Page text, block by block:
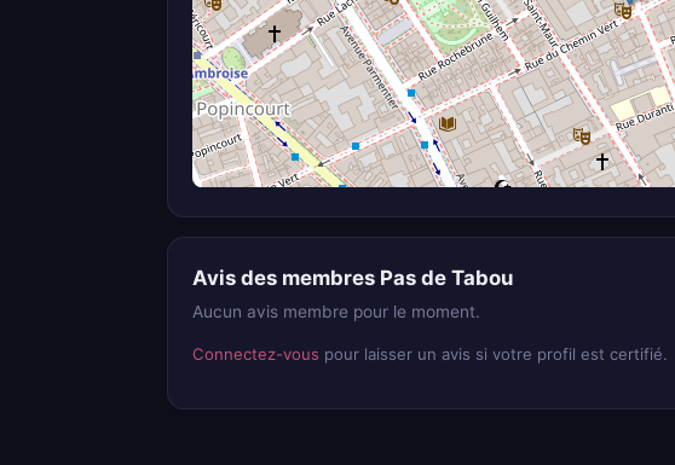
Avis des membres Pas de Tabou
Aucun avis membre pour le moment.
Connectez-vous pour laisser un avis si votre profil est certifié.